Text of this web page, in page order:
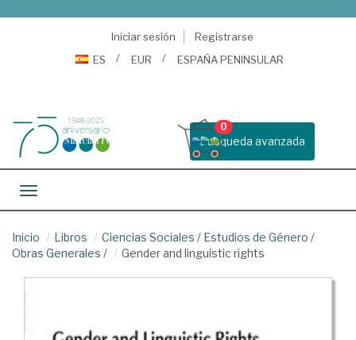
Iniciar sesión
Registrarse
ES
EUR ESPAÑA PENINSULAR
Busqueda avanzada
0
Toggle navigation
Inicio Libros Ciencias Sociales / Estudios de Género /
Obras Generales / Gender and linguistic rights